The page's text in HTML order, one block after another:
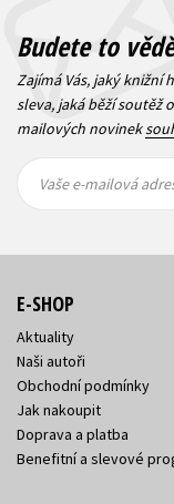
Budete to
Zajímá Vás, jaký knižní
sleva, jaká běží soutěž
mailových novinek
mailová
mailová
Vaše e-mailová
E-SHOP
Aktuality
Naši autoři
Obchodní podmínky
Jak nakoupit
Doprava a platba
Benefitní a slevové